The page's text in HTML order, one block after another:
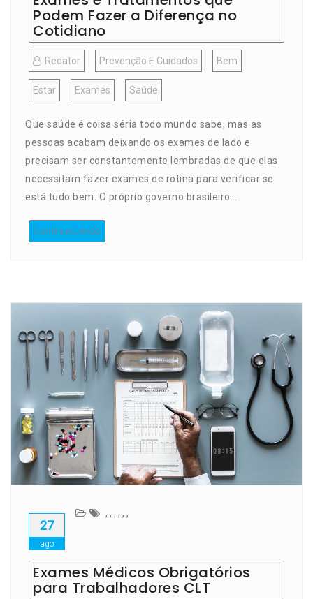
Podem Fazer a Diferença no
Cotidiano
Redator Prevenção E Cuidados Bem
Estar Exames Saúde
Que saúde é coisa séria todo mundo sabe, mas as
pessoas acabam deixando os exames de lado e
precisam ser constantemente lembradas de que elas
necessitam fazer exames de rotina para verificar se
está tudo bem. O próprio governo brasileiro…
Continue Lendo
27
ago
Exames Médicos Obrigatórios
para Trabalhadores CLT
, , , , , ,